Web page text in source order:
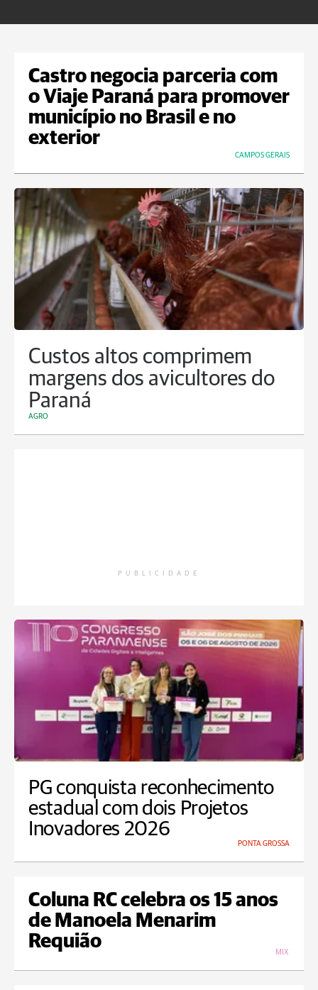
Castro negocia parceria com
o Viaje Paraná para promover
município no Brasil e no
exterior
CAMPOS GERAIS
Custos altos comprimem
margens dos avicultores do
Paraná
AGRO
PUBLICIDADE
PG conquista reconhecimento
estadual com dois Projetos
Inovadores 2026
PONTA GROSSA
Coluna RC celebra os 15 anos
de Manoela Menarim
Requião
MIX